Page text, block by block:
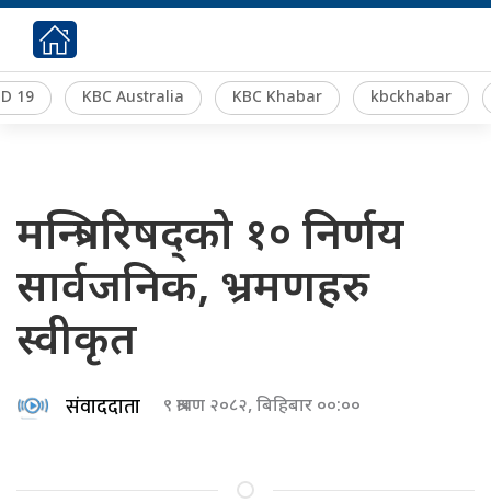
19 KBC Australia KBC Khabar kbckhabar
मन्त्रिपरिषद्को १० निर्णय
सार्वजनिक, भ्रमणहरु
स्वीकृत
संवाददाता ९ श्रावण २०८२, बिहिबार ००:००